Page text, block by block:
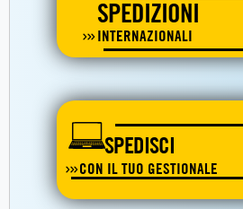
SPEDIZIONI
INTERNAZIONALI
SPEDISCI
CON IL TUO GESTIONALE